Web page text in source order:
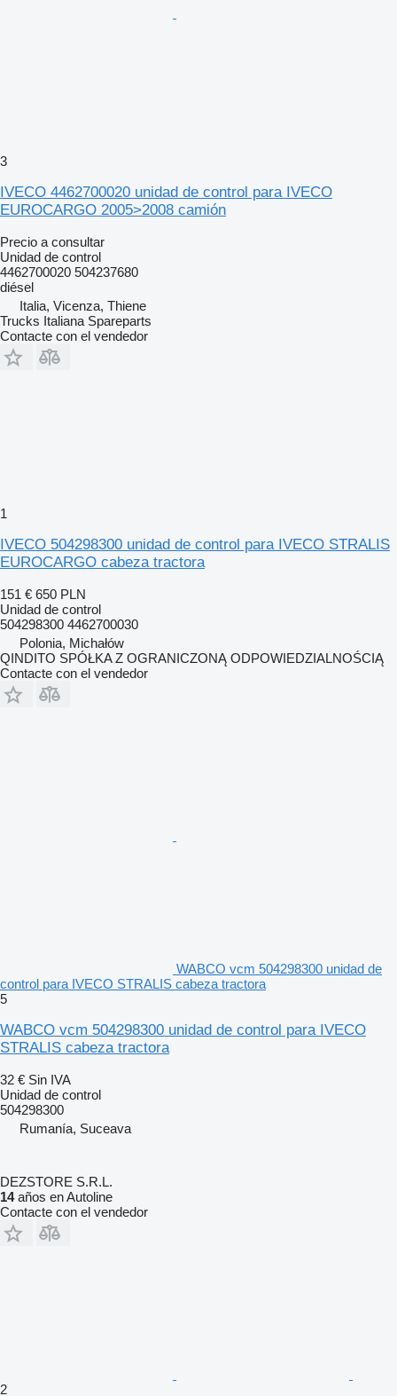
3
IVECO 4462700020 unidad de control para IVECO
EUROCARGO 2005>2008 camión
Precio a consultar
Unidad de control
4462700020 504237680
diésel
Italia, Vicenza, Thiene
Trucks Italiana Spareparts
Contacte con el vendedor
1
IVECO 504298300 unidad de control para IVECO STRALIS
EUROCARGO cabeza tractora
151 € 650 PLN
Unidad de control
504298300 4462700030
Polonia, Michałów
QINDITO SPÓŁKA Z OGRANICZONĄ ODPOWIEDZIALNOŚCIĄ
Contacte con el vendedor
WABCO vcm 504298300 unidad de
control para IVECO STRALIS cabeza tractora
5
WABCO vcm 504298300 unidad de control para IVECO
STRALIS cabeza tractora
32 € Sin IVA
Unidad de control
504298300
Rumanía, Suceava
DEZSTORE S.R.L.
14años en Autoline
Contacte con el vendedor
2